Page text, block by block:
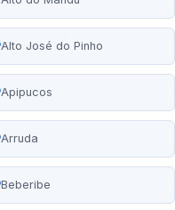
Alto José do Pinho
Apipucos
Arruda
Beberibe